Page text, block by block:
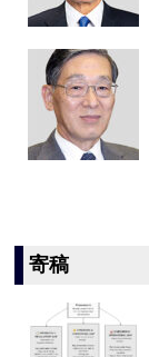
寄稿